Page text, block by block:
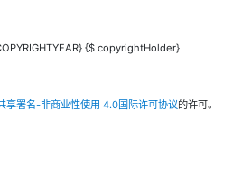
{$ copyrightHolder}
享署名-非商业性使用 4.0国际许可协议的许可。